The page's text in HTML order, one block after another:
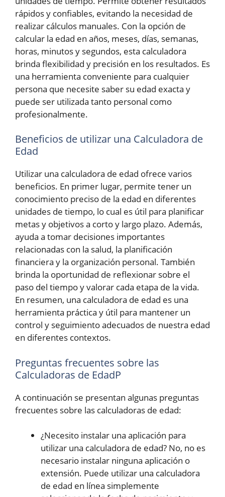
rápidos y confiables, evitando la necesidad de
realizar cálculos manuales. Con la opción de
calcular la edad en años, meses, días, semanas,
horas, minutos y segundos, esta calculadora
brinda flexibilidad y precisión en los resultados. Es
una herramienta conveniente para cualquier
persona que necesite saber su edad exacta y
puede ser utilizada tanto personal como
profesionalmente.
Beneficios de utilizar una Calculadora de
Edad
Utilizar una calculadora de edad ofrece varios
beneficios. En primer lugar, permite tener un
conocimiento preciso de la edad en diferentes
unidades de tiempo, lo cual es útil para planificar
metas y objetivos a corto y largo plazo. Además,
ayuda a tomar decisiones importantes
relacionadas con la salud, la planificación
financiera y la organización personal. También
brinda la oportunidad de reflexionar sobre el
paso del tiempo y valorar cada etapa de la vida.
En resumen, una calculadora de edad es una
herramienta práctica y útil para mantener un
control y seguimiento adecuados de nuestra edad
en diferentes contextos.
Preguntas frecuentes sobre las
Calculadoras de EdadP
A continuación se presentan algunas preguntas
frecuentes sobre las calculadoras de edad:
¿Necesito instalar una aplicación para
utilizar una calculadora de edad? No, no es
necesario instalar ninguna aplicación o
extensión. Puede utilizar una calculadora
de edad en línea simplemente